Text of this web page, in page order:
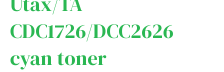
CDC1726/DCC2626
cyan toner